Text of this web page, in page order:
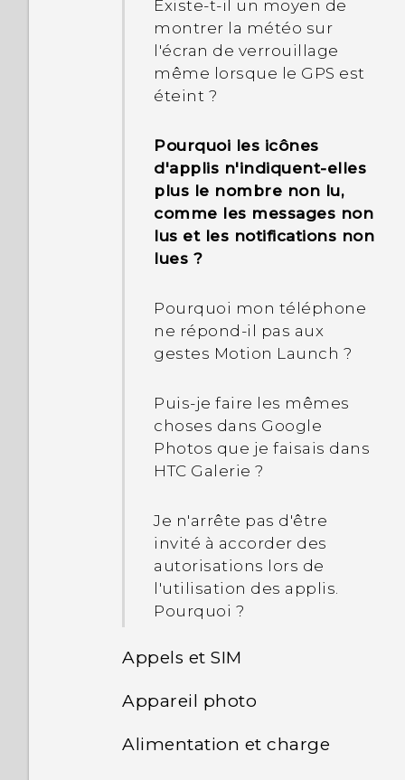
Existe-t-il un moyen de
montrer la météo sur
l'écran de verrouillage
même lorsque le GPS est
éteint ?
Pourquoi les icônes
d'applis n'indiquent-elles
plus le nombre non lu,
comme les messages non
lus et les notifications non
lues ?
Pourquoi mon téléphone
ne répond-il pas aux
gestes Motion Launch ?
Puis-je faire les mêmes
choses dans Google
Photos que je faisais dans
HTC Galerie ?
Je n'arrête pas d'être
invité à accorder des
autorisations lors de
l'utilisation des applis.
Pourquoi ?
Appels et SIM
Puis-je couper ma carte
carte nano SIM afin qu'elle
Appareil photo
Puis-je garder l'appareil
Alimentation et charge